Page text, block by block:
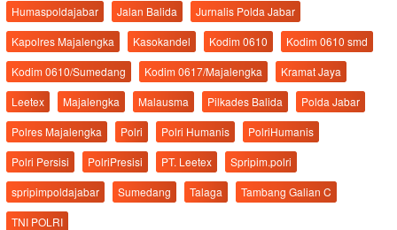
Humaspoldajabar
Jalan Balida
Jurnalis Polda Jabar
Kapolres Majalengka
Kasokandel Kodim 0610
Kodim 0610 smd
Kodim 0610/Sumedang
Kodim 0617/Majalengka
Kramat Jaya
Leetex
Majalengka Malausma Pilkades Balida
Polda Jabar
Polres Majalengka
Polri Polri Humanis
PolriHumanis
Polri Persisi
PolriPresisi PT. Leetex
Spripim.polri
spripimpoldajabar
Sumedang Talaga
Tambang Galian C
TNI POLRI